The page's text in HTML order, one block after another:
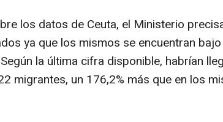
los datos de Ceuta, el Ministerio
ya que los mismos se encuentran
la última cifra disponible, habrían
migrantes, un 176,2% más que en los